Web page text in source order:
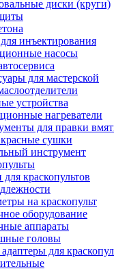
диски (круги)
инъектирования
насосы
для мастерской
устройства
нагреватели
для правки
сушки
инструмент
краскопультов
на краскопульт
оборудование
аппараты
головы
для